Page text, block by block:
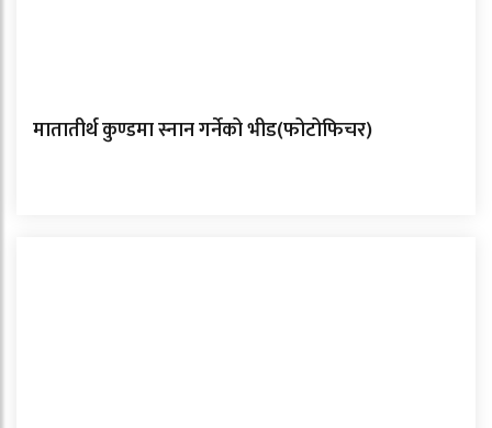
मातातीर्थ कुण्डमा स्नान गर्नेको भीड(फोटोफिचर)